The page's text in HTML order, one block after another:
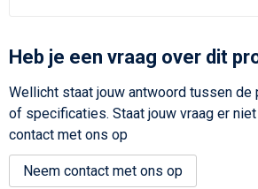
Heb je een vraag over dit
Wellicht staat jouw antwoord tussen de
of specificaties. Staat jouw vraag er
contact met ons op
Neem contact met ons op